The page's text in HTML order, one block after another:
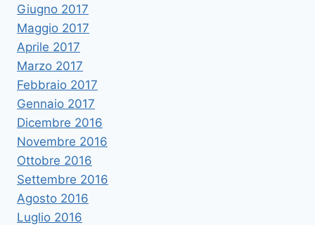
Giugno 2017
Maggio 2017
Aprile 2017
Marzo 2017
Febbraio 2017
Gennaio 2017
Dicembre 2016
Novembre 2016
Ottobre 2016
Settembre 2016
Agosto 2016
Luglio 2016